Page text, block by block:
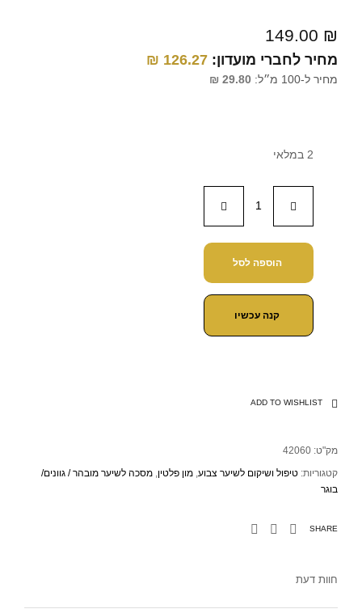
149.00 ₪
מחיר לחברי מועדון: 126.27
₪
מחיר ל-100 מ״ל: 29.80
₪
2 במלאי
הוספה לסל
קנה עכשיו
ADD TO WISHLIST
מק"ט: 42060
קטגוריות: טיפול ושיקום לשיער צבוע, מון פלטין, מסכה לשיער מובהר / גוונים/
בוגר
SHARE
חוות דעת